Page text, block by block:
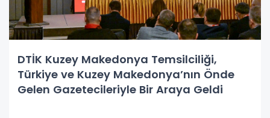
DTİK Kuzey Makedonya Temsilciliği,
Türkiye ve Kuzey Makedonya’nın Önde
Gelen Gazetecileriyle Bir Araya Geldi